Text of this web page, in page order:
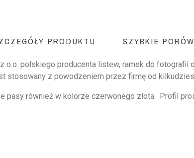
PRODUKTU SZYBKIE
polskiego producenta listew, ramek do fotografii
stosowany z powodzeniem przez firmę od
również w kolorze czerwonego złota. Profil